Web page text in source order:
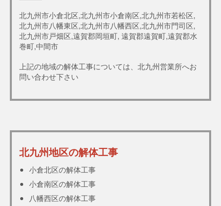
北九州市小倉北区,北九州市小倉南区,北九州市若松区,
北九州市八幡東区,北九州市八幡西区,北九州市門司区,
北九州市戸畑区,遠賀郡岡垣町, 遠賀郡遠賀町,遠賀郡水
巻町,中間市
上記の地域の解体工事については、北九州営業所へお
問い合わせ下さい
北九州地区の解体工事
小倉北区の解体工事
小倉南区の解体工事
八幡西区の解体工事